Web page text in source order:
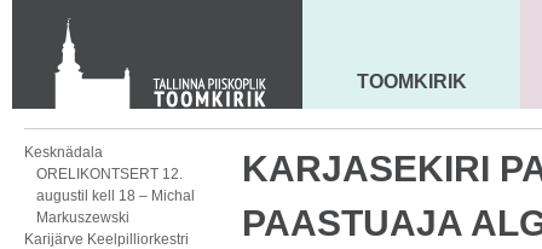
Toom-Kooli 6, 10130 TALLINN
tallinna.toom
+372 644 4140
MAARJA KIRIK
TOOMKIRIK
Kesknädala
ORELIKONTSERT 12.
augustil kell 18 – Michal
Markuszewski
Karijärve Keelpilliorkestri
KARJASEKIRI
PAASTUAJA